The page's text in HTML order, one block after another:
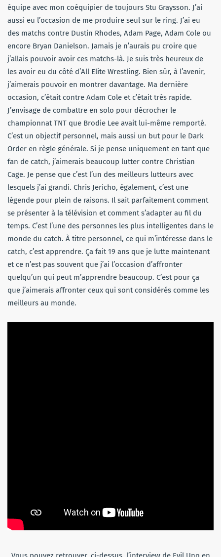
équipe avec mon coéquipier de toujours Stu Graysson. J’ai
aussi eu l’occasion de me produire seul sur le ring. J’ai eu
des matchs contre Dustin Rhodes, Adam Page, Adam Cole ou
encore Bryan Danielson. Jamais je n’aurais pu croire que
j’allais pouvoir avoir ces matchs-là. Je suis très heureux de
les avoir eu du côté d’All Elite Wrestling. Bien sûr, à l’avenir,
j’aimerais pouvoir en montrer davantage. Ma dernière
occasion, c’était contre Adam Cole et c’était très rapide.
J’envisage de combattre en solo pour décrocher le
championnat TNT que Brodie Lee avait lui-même remporté.
C’est un objectif personnel, mais aussi un but pour le Dark
Order en règle générale. Si je pense uniquement en tant que
fan de catch, j’aimerais beaucoup lutter contre Christian
Cage. Je pense que c’est l’un des meilleurs lutteurs avec
lesquels j’ai grandi. Chris Jericho, également, c’est une
légende pour plein de raisons. Il sait parfaitement comment
se présenter à la télévision et comment s’adapter au fil du
temps. C’est l’une des personnes les plus intelligentes dans le
monde du catch. À titre personnel, ce qui m’intéresse dans le
catch, c’est apprendre. Ça fait 19 ans que je lutte maintenant
et ce n’est pas souvent que j’ai l’occasion d’affronter
quelqu’un qui peut m’apprendre beaucoup. C’est pour ça
que j’aimerais affronter ceux qui sont considérés comme les
meilleurs au monde.